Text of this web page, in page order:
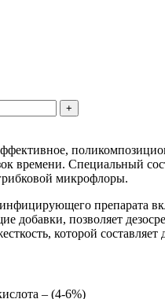
+
времени. Специальный
микрофлоры.
препарата
добавки, позволяет
которой составляет
– (4-6%)